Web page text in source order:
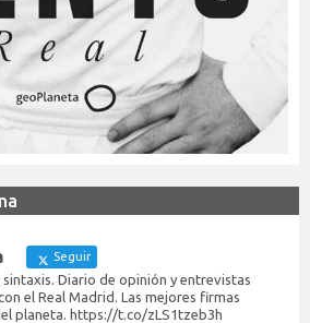
Seguir
Diario de opinión y entrevistas
el Real Madrid. Las mejores firmas
planeta. https://t.co/zLS1tzeb3h